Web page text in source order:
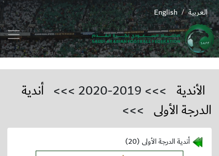
English / العربية
الأندية >>> 2019-2020 >>>
أندية
الدرجة الأولى >>>
أندية الدرجة الأولى (20)